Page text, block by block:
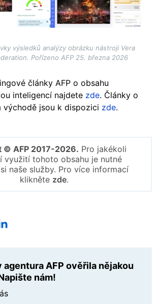
výsledků analýzy obrázku nástroji Vera
Pořízeno AFP 25. března 2026
články AFP o obsahu
inteligencí najdete zde. Články o
východě jsou k dispozici zde.
© AFP 2017-2026. Pro jakékoli
využití tohoto obsahu je nutné
naše služby. Pro více informací
klikněte zde.
agentura AFP ověřila nějakou
nám!